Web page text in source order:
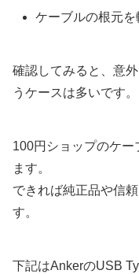
ケーブルの根元
確認してみると、意
うケースは多いです。
100円ショップのケー
ます。
できれば純正品や信
す。
下記はAnkerのUSB